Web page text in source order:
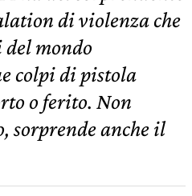
di violenza che
mondo
colpi di pistola
o ferito. Non
sorprende anche il